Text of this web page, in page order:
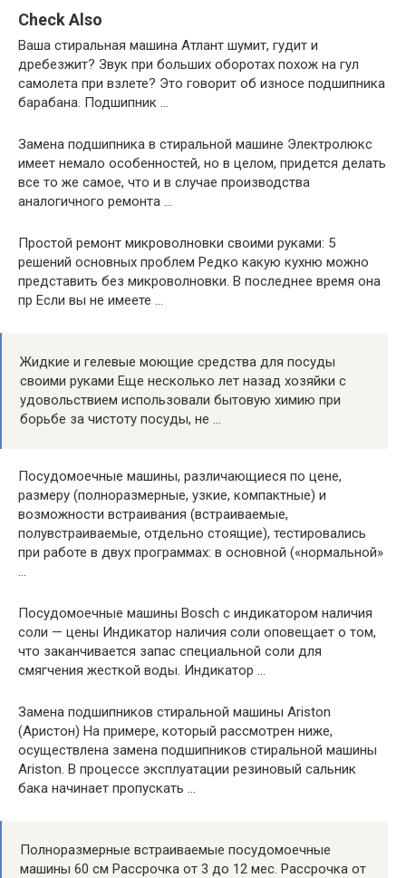
Check Also
Ваша стиральная машина Атлант шумит, гудит и
дребезжит? Звук при больших оборотах похож на гул
самолета при взлете? Это говорит об износе подшипника
барабана. Подшипник …
Замена подшипника в стиральной машине Электролюкс
имеет немало особенностей, но в целом, придется делать
все то же самое, что и в случае производства
аналогичного ремонта …
Простой ремонт микроволновки своими руками: 5
решений основных проблем Редко какую кухню можно
представить без микроволновки. В последнее время она
пр Если вы не имеете …
Жидкие и гелевые моющие средства для посуды
своими руками Еще несколько лет назад хозяйки с
удовольствием использовали бытовую химию при
борьбе за чистоту посуды, не …
Посудомоечные машины, различающиеся по цене,
размеру (полноразмерные, узкие, компактные) и
возможности встраивания (встраиваемые,
полувстраиваемые, отдельно стоящие), тестировались
при работе в двух программах: в основной («нормальной»
Посудомоечные машины Bosch с индикатором наличия
соли — цены Индикатор наличия соли оповещает о том,
что заканчивается запас специальной соли для
смягчения жесткой воды. Индикатор …
Замена подшипников стиральной машины Ariston
(Аристон) На примере, который рассмотрен ниже,
осуществлена замена подшипников стиральной машины
Ariston. В процессе эксплуатации резиновый сальник
бака начинает пропускать …
Полноразмерные встраиваемые посудомоечные
машины 60 см Рассрочка от 3 до 12 мес. Рассрочка от